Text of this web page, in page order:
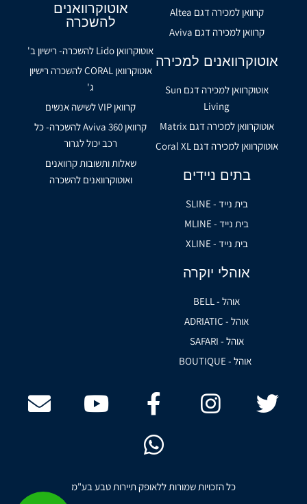
קרוואן למכירה דגם Altea
קרוואן למכירה דגם Aviva
אוטוקרוואנים למכירה
אוטוקרוואן למכירה דגם Sun
Living
אוטוקרוואן למכירה דגם Matrix
אוטוקרוואן למכירה דגם Coral XL
בתים ניידים
בית נייד - SLINE
בית נייד - MLINE
בית נייד - XLINE
אוהלי יוקרה
אוהל - BELL
אוהל - ADRIATIC
אוהל - SAFARI
אוהל - BOUTIQUE
אוטוקרוואנים
להשכרה
אוטוקרוואן Lido להשכרה- רישיון ב'
אוטוקרוואן CORAL להשכרה רישיון
ג'
קרוואן VIP לשישה אנשים
קרוואן Aviva 360 להשכרה- כל
רכב יכול לגרור
שאלות ותשובות קרוואנים
ואוטוקרוואנים להשכרה
כל הזכויות שמורות ללאופק תיירות טבע בע"מ